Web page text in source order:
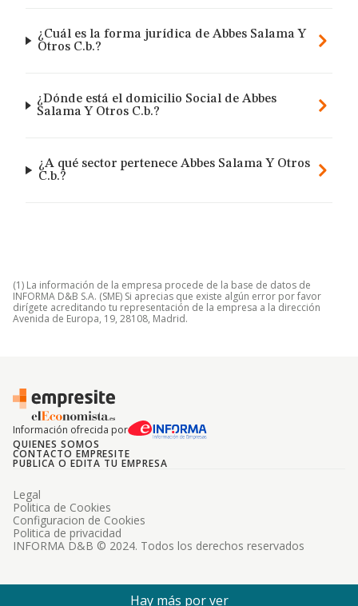
¿Cuál es la forma jurídica de Abbes Salama Y
Otros C.b.?
¿Dónde está el domicilio Social de Abbes
Salama Y Otros C.b.?
¿A qué sector pertenece Abbes Salama Y Otros
C.b.?
(1) La información de la empresa procede de la base de datos de
INFORMA D&B S.A. (SME) Si aprecias que existe algún error por favor
dirígete acreditando tu representación de la empresa a la dirección
Avenida de Europa, 19, 28108, Madrid.
Información ofrecida por
QUIENES SOMOS
CONTACTO EMPRESITE
PUBLICA O EDITA TU EMPRESA
INFORMA D&B © 2024. Todos los derechos reservados
Legal
Politica de Cookies
Configuracion de Cookies
Politica de privacidad
Hay más por ver